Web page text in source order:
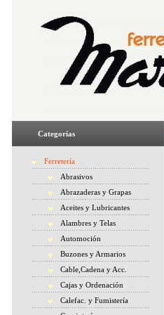
Categorías
Ferretería
Abrasivos
Abrazaderas y Grapas
Aceites y Lubricantes
Alambres y Telas
Automoción
Buzones y Armarios
Cable,Cadena y Acc.
Cajas y Ordenación
Calefac. y Fumistería